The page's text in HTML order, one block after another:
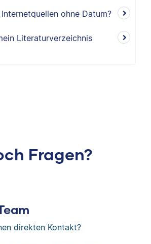
ohne Datum?
Literaturverzeichnis
Fragen?
direkten Kontakt?